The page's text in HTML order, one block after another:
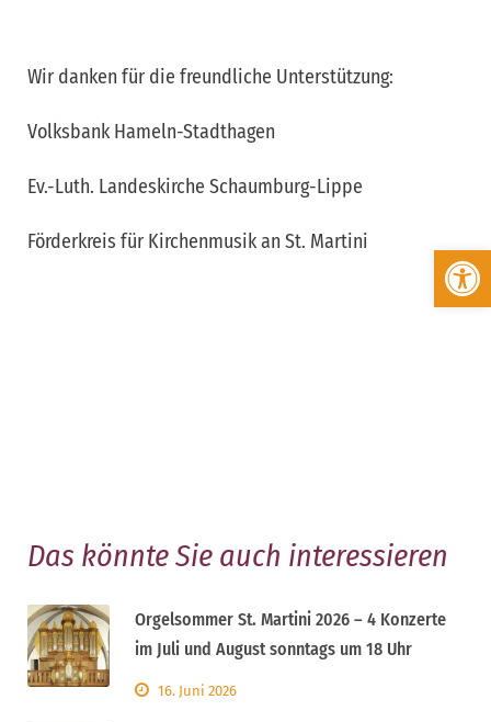
Werkzeugleiste öffnen
Wir danken für die freundliche Unterstützung:
Volksbank Hameln-Stadthagen
Ev.-Luth. Landeskirche Schaumburg-Lippe
Förderkreis für Kirchenmusik an St. Martini
Das könnte Sie auch interessieren
Orgelsommer St. Martini 2026 – 4 Konzerte
im Juli und August sonntags um 18 Uhr
16. Juni 2026